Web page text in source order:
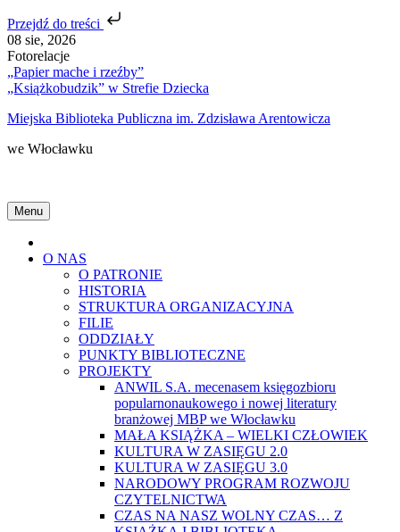
Przejdź do treści
Skip
to
content
08 sie, 2026
Fotorelacje
„Papier mache i rzeźby”
„Książkobudzik” w Strefie Dziecka
Miejska Biblioteka Publiczna im. Zdzisława Arentowicza
we Włocławku
Menu
O NAS
O PATRONIE
HISTORIA
STRUKTURA ORGANIZACYJNA
FILIE
ODDZIAŁY
PUNKTY BIBLIOTECZNE
PROJEKTY
ANWIL S.A. mecenasem księgozbioru
popularnonaukowego i nowej literatury
branżowej MBP we Włocławku
MAŁA KSIĄŻKA – WIELKI CZŁOWIEK
KULTURA W ZASIĘGU 2.0
KULTURA W ZASIĘGU 3.0
NARODOWY PROGRAM ROZWOJU
CZYTELNICTWA
CZAS NA NASZ WOLNY CZAS… Z